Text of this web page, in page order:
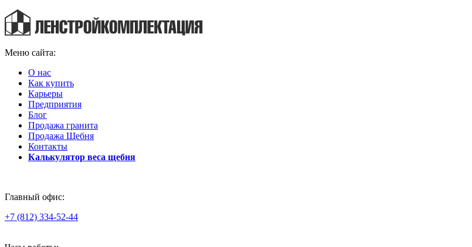
Меню сайта:
О нас
Как купить
Карьеры
Предприятия
Блог
Продажа гранита
Продажа Щебня
Контакты
Калькулятор веса щебня
Главный офис:
+7 (812) 334-52-44